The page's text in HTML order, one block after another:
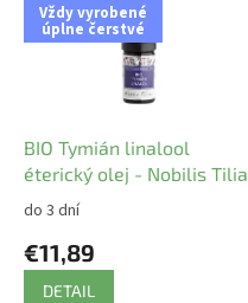
Vždy vyrobené
úplne čerstvé
BIO Tymián linalool
éterický olej - Nobilis Tilia
do 3 dní
€11,89
DETAIL